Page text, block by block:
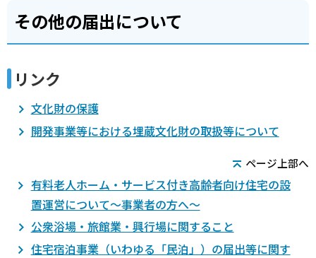
その他の届出について
リンク
文化財の保護
開発事業等における埋蔵文化財の取扱等について
ページ上部へ
有料老人ホーム・サービス付き高齢者向け住宅の設
置運営について～事業者の方へ～
公衆浴場・旅館業・興行場に関すること
住宅宿泊事業（いわゆる「民泊」）の届出等に関す